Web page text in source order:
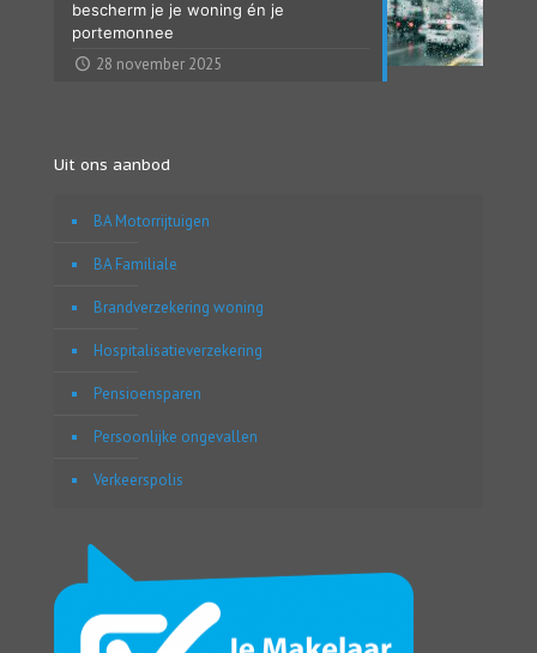
bescherm je je woning én je
portemonnee
28 november 2025
Uit ons aanbod
BA Motorrijtuigen
BA Familiale
Brandverzekering woning
Hospitalisatieverzekering
Pensioensparen
Persoonlijke ongevallen
Verkeerspolis